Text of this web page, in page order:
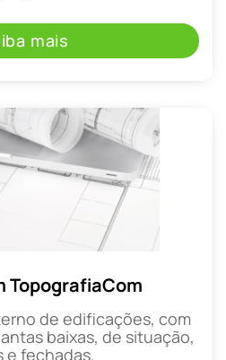
mais
TopografiaCom
de edificações, com
baixas, de situação,
e fechadas.